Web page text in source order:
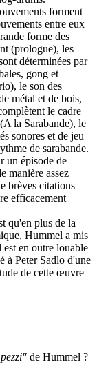
forment
entre eux
forme des
(prologue), les
déterminées par
gong et
le son des
métal et de bois,
le cadre
la Sarabande), le
sonores et de jeu
de sarabande.
un épisode de
manière assez
brèves citations
efficacement
qu'en plus de la
Hummel a mis
est en outre louable
à Peter Sadlo d'une
de cette œuvre
de Hummel ?